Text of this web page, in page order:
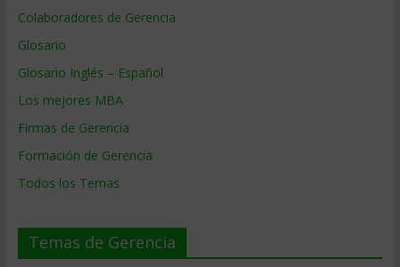
Colaboradores de Gerencia
Glosario
Glosario Inglés – Español
Los mejores MBA
Firmas de Gerencia
Formación de Gerencia
Todos los Temas
Temas de Gerencia